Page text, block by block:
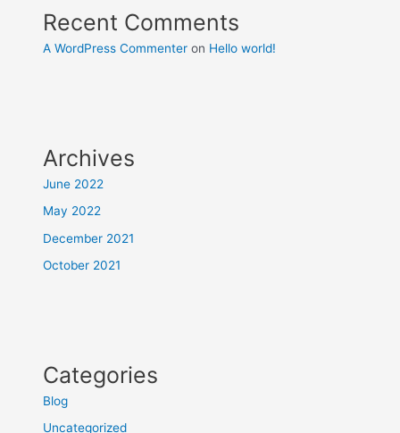
Recent Comments
A WordPress Commenter on Hello world!
Archives
June 2022
May 2022
December 2021
October 2021
Categories
Blog
Uncategorized